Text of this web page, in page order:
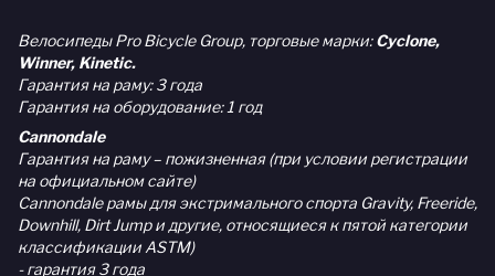
Велосипеды Pro Bicycle Group, торговые марки:Cyclone,
Winner, Kinetic.
Гарантия на раму: 3 года
Гарантия на оборудование: 1 год
Cannondale
Гарантия на раму – пожизненная (при условии регистрации
на официальном сайте)
Cannondale рамы для экстримального спорта Gravity, Freeride,
Downhill, Dirt Jump и другие, относящиеся к пятой категории
классификации ASTM)
- гарантия 3 года